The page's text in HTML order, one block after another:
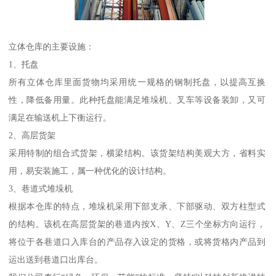
立体仓库的主要设施：
1、托盘
所有立体仓库里面货物均采用统一规格的钢制托盘，以提高互换
性，降低备用量。此种托盘能满足堆垛机、叉车等设备装卸，又可
满足在输送机上下衡运行。
2、高层货架
采用特制的组合式货架，横梁结构。该货架结构美观大方，省料实
用，易安装施工，属一种优化的设计结构。
3、巷道式堆垛机
根据本仓库的特点，堆垛机采用下部支承、下部驱动、双方柱型式
的结构。该机在高层货架的巷道内按X、Y、Z三个坐标方向运行，
将位于各巷道口入库台的产品存入设定的货格，或将货格内产品到
运出送到巷道口出库台。